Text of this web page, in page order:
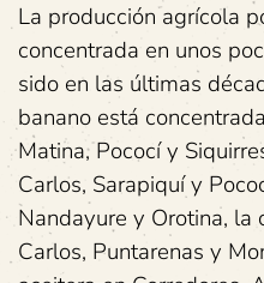
La producción agrícola
concentrada en unos
sido en las últimas
banano está
Matina, Pococí y
Carlos, Sarapiquí y
Nandayure y Orotina, la
Carlos, Puntarenas y